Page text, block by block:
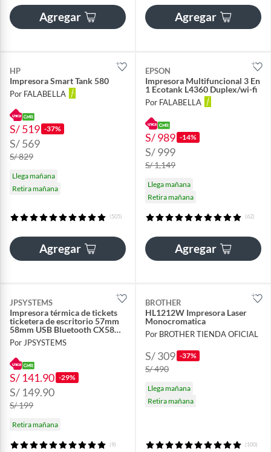
Agregar Agregar
HP
Impresora Smart Tank 580
Por FALABELLA
S/ 519 -37%
S/ 569
S/ 829
Llega mañana
Retira mañana
(505)
Agregar
EPSON
Impresora Multifuncional 3 En
1 Ecotank L4360 Duplex/wi-fi
Por FALABELLA
S/ 989 -14%
S/ 999
S/ 1,149
Llega mañana
Retira mañana
(62)
Agregar
JPSYSTEMS
Impresora térmica de tickets
ticketera de escritorio 57mm
58mm USB Bluetooth CX58D
POS
Por JPSYSTEMS
S/ 141.90 -29%
S/ 149.90
S/ 199
Retira mañana
(9)
BROTHER
HL1212W Impresora Laser
Monocromatica
Por BROTHER TIENDA OFICIAL
S/ 309 -37%
S/ 490
Llega mañana
Retira mañana
(100)